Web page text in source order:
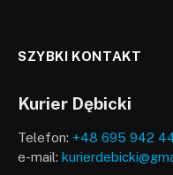
SZYBKI KONTAKT
Kurier Dębicki
Telefon: +48 695 942
e-mail: